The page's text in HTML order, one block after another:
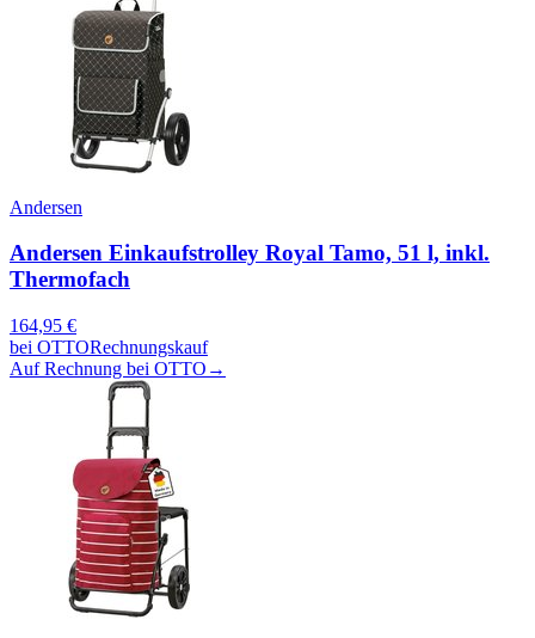
Andersen
Andersen Einkaufstrolley Royal Tamo, 51 l, inkl.
Thermofach
164,95 €
bei OTTORechnungskauf
Auf Rechnung bei OTTO →